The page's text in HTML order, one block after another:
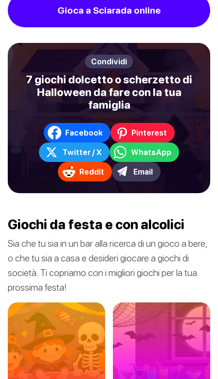
Gioca a Sciarada online
Condividi
7 giochi dolcetto o scherzetto di
Halloween da fare con la tua
famiglia
Facebook Pinterest
Twitter / X WhatsApp
Reddit Email
Giochi da festa e con alcolici
Sia che tu sia in un bar alla ricerca di un gioco a bere,
o che tu sia a casa e desideri giocare a giochi di
società. Ti copriamo con i migliori giochi per la tua
prossima festa!